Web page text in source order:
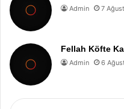
Admin 7
Fellah Köfte
Admin 6